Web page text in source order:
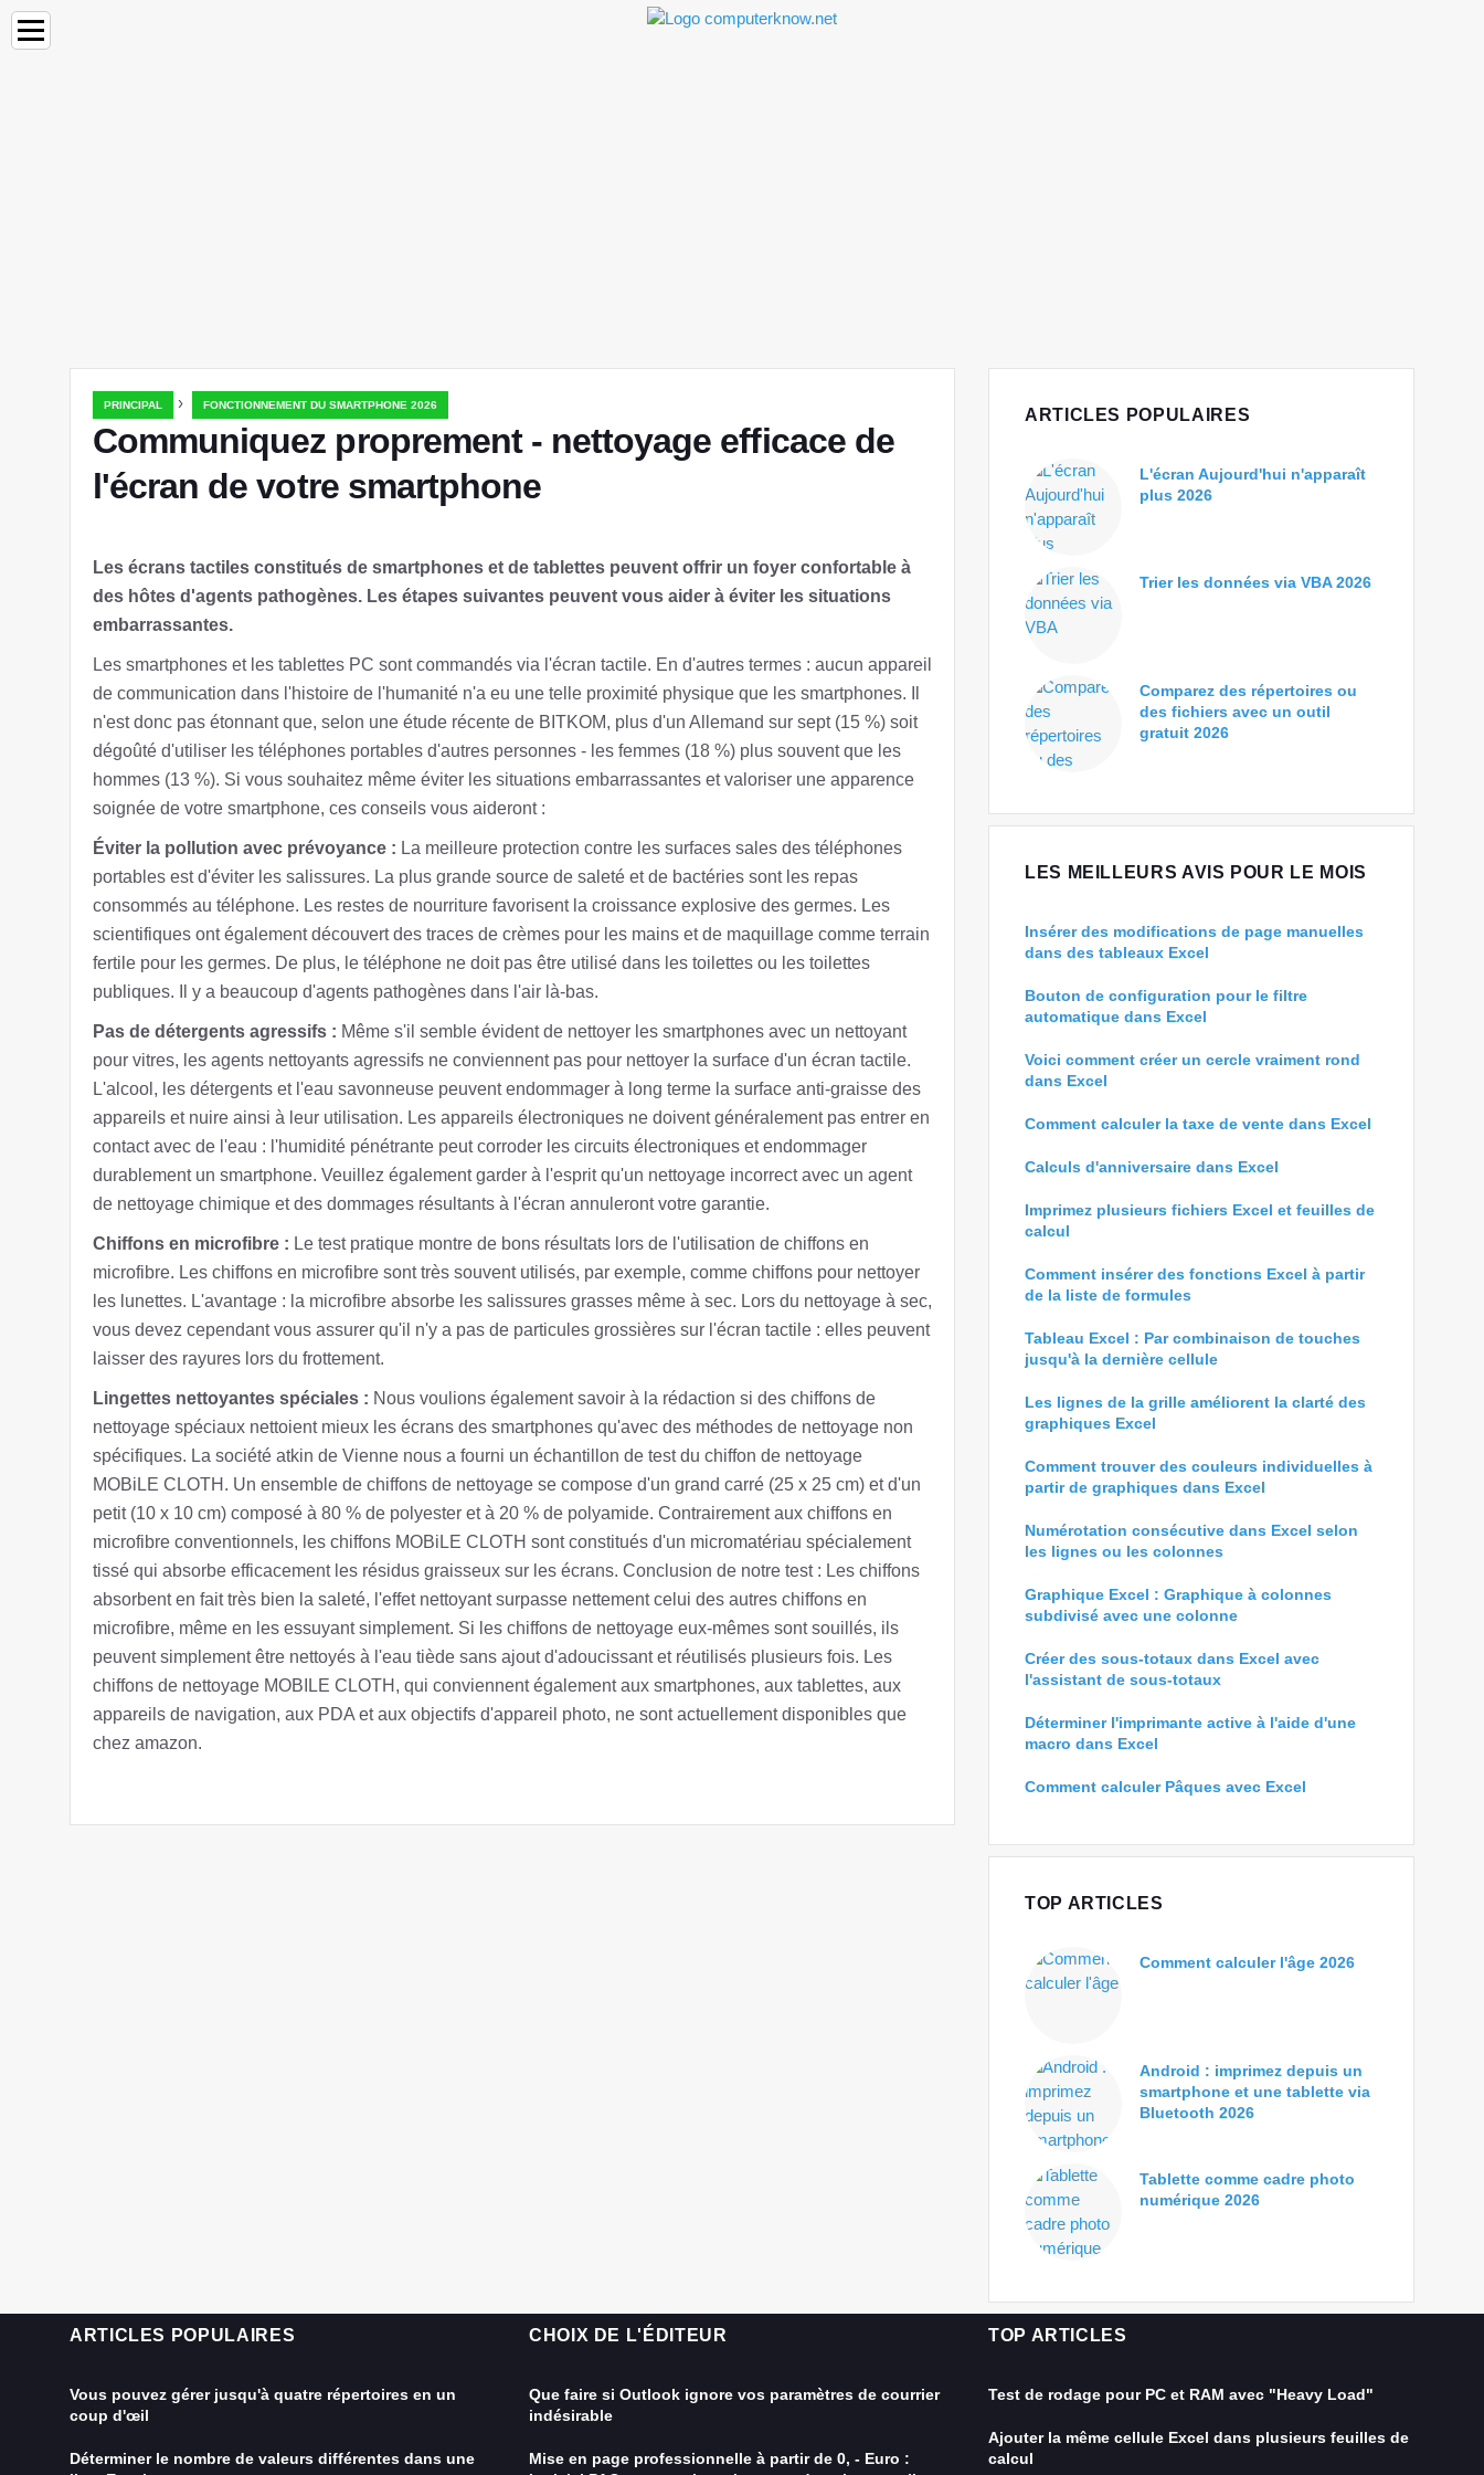
PRINCIPAL › FONCTIONNEMENT DU SMARTPHONE 2026
Communiquez proprement - nettoyage efficace de
l'écran de votre smartphone
Les écrans tactiles constitués de smartphones et de tablettes peuvent offrir un foyer confortable à
des hôtes d'agents pathogènes. Les étapes suivantes peuvent vous aider à éviter les situations
embarrassantes.
Les smartphones et les tablettes PC sont commandés via l'écran tactile. En d'autres termes : aucun appareil
de communication dans l'histoire de l'humanité n'a eu une telle proximité physique que les smartphones. Il
n'est donc pas étonnant que, selon une étude récente de BITKOM, plus d'un Allemand sur sept (15 %) soit
dégoûté d'utiliser les téléphones portables d'autres personnes - les femmes (18 %) plus souvent que les
hommes (13 %). Si vous souhaitez même éviter les situations embarrassantes et valoriser une apparence
soignée de votre smartphone, ces conseils vous aideront :
Éviter la pollution avec prévoyance : La meilleure protection contre les surfaces sales des téléphones
portables est d'éviter les salissures. La plus grande source de saleté et de bactéries sont les repas
consommés au téléphone. Les restes de nourriture favorisent la croissance explosive des germes. Les
scientifiques ont également découvert des traces de crèmes pour les mains et de maquillage comme terrain
fertile pour les germes. De plus, le téléphone ne doit pas être utilisé dans les toilettes ou les toilettes
publiques. Il y a beaucoup d'agents pathogènes dans l'air là-bas.
Pas de détergents agressifs : Même s'il semble évident de nettoyer les smartphones avec un nettoyant
pour vitres, les agents nettoyants agressifs ne conviennent pas pour nettoyer la surface d'un écran tactile.
L'alcool, les détergents et l'eau savonneuse peuvent endommager à long terme la surface anti-graisse des
appareils et nuire ainsi à leur utilisation. Les appareils électroniques ne doivent généralement pas entrer en
contact avec de l'eau : l'humidité pénétrante peut corroder les circuits électroniques et endommager
durablement un smartphone. Veuillez également garder à l'esprit qu'un nettoyage incorrect avec un agent
de nettoyage chimique et des dommages résultants à l'écran annuleront votre garantie.
Chiffons en microfibre : Le test pratique montre de bons résultats lors de l'utilisation de chiffons en
microfibre. Les chiffons en microfibre sont très souvent utilisés, par exemple, comme chiffons pour nettoyer
les lunettes. L'avantage : la microfibre absorbe les salissures grasses même à sec. Lors du nettoyage à sec,
vous devez cependant vous assurer qu'il n'y a pas de particules grossières sur l'écran tactile : elles peuvent
laisser des rayures lors du frottement.
Lingettes nettoyantes spéciales : Nous voulions également savoir à la rédaction si des chiffons de
nettoyage spéciaux nettoient mieux les écrans des smartphones qu'avec des méthodes de nettoyage non
spécifiques. La société atkin de Vienne nous a fourni un échantillon de test du chiffon de nettoyage
MOBiLE CLOTH. Un ensemble de chiffons de nettoyage se compose d'un grand carré (25 x 25 cm) et d'un
petit (10 x 10 cm) composé à 80 % de polyester et à 20 % de polyamide. Contrairement aux chiffons en
microfibre conventionnels, les chiffons MOBiLE CLOTH sont constitués d'un micromatériau spécialement
tissé qui absorbe efficacement les résidus graisseux sur les écrans. Conclusion de notre test : Les chiffons
absorbent en fait très bien la saleté, l'effet nettoyant surpasse nettement celui des autres chiffons en
microfibre, même en les essuyant simplement. Si les chiffons de nettoyage eux-mêmes sont souillés, ils
peuvent simplement être nettoyés à l'eau tiède sans ajout d'adoucissant et réutilisés plusieurs fois. Les
chiffons de nettoyage MOBILE CLOTH, qui conviennent également aux smartphones, aux tablettes, aux
appareils de navigation, aux PDA et aux objectifs d'appareil photo, ne sont actuellement disponibles que
chez amazon.
ARTICLES POPULAIRES
L'écran Aujourd'hui n'apparaît
plus 2026
Trier les données via VBA 2026
Comparez des répertoires ou
des fichiers avec un outil
gratuit 2026
LES MEILLEURS AVIS POUR LE MOIS
Insérer des modifications de page manuelles
dans des tableaux Excel
Bouton de configuration pour le filtre
automatique dans Excel
Voici comment créer un cercle vraiment rond
dans Excel
Comment calculer la taxe de vente dans Excel
Calculs d'anniversaire dans Excel
Imprimez plusieurs fichiers Excel et feuilles de
calcul
Comment insérer des fonctions Excel à partir
de la liste de formules
Tableau Excel : Par combinaison de touches
jusqu'à la dernière cellule
Les lignes de la grille améliorent la clarté des
graphiques Excel
Comment trouver des couleurs individuelles à
partir de graphiques dans Excel
Numérotation consécutive dans Excel selon
les lignes ou les colonnes
Graphique Excel : Graphique à colonnes
subdivisé avec une colonne
Créer des sous-totaux dans Excel avec
l'assistant de sous-totaux
Déterminer l'imprimante active à l'aide d'une
macro dans Excel
Comment calculer Pâques avec Excel
TOP ARTICLES
Comment calculer l'âge 2026
Android : imprimez depuis un
smartphone et une tablette via
Bluetooth 2026
Tablette comme cadre photo
numérique 2026
ARTICLES POPULAIRES
Vous pouvez gérer jusqu'à quatre répertoires en un
coup d'œil
Déterminer le nombre de valeurs différentes dans une
CHOIX DE L'ÉDITEUR
Que faire si Outlook ignore vos paramètres de courrier
indésirable
Mise en page professionnelle à partir de 0, - Euro :
TOP ARTICLES
Test de rodage pour PC et RAM avec "Heavy Load"
Ajouter la même cellule Excel dans plusieurs feuilles de
calcul